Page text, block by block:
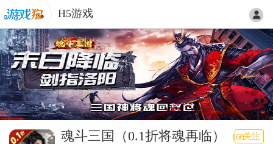
H5游戏
魂斗三国（0.1折将魂再临） 160+关注